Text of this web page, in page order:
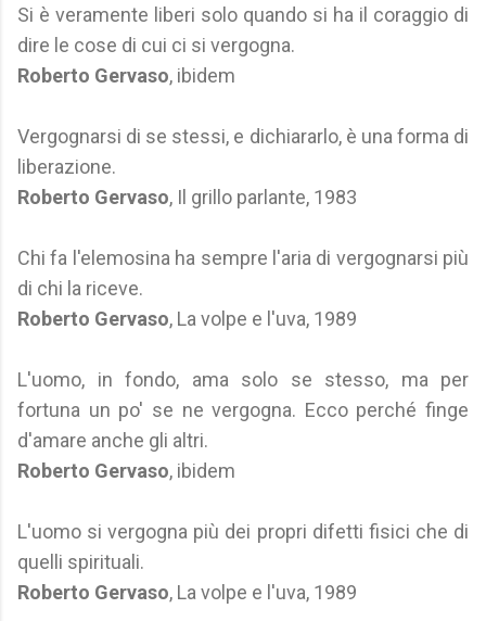
Si è veramente liberi solo quando si ha il coraggio di
dire le cose di cui ci si vergogna.
Roberto Gervaso, ibidem
Vergognarsi di se stessi, e dichiararlo, è una forma di
liberazione.
Roberto Gervaso, Il grillo parlante, 1983
Chi fa l'elemosina ha sempre l'aria di vergognarsi più
di chi la riceve.
Roberto Gervaso, La volpe e l'uva, 1989
L'uomo, in fondo, ama solo se stesso, ma per
fortuna un po' se ne vergogna. Ecco perché finge
d'amare anche gli altri.
Roberto Gervaso, ibidem
L'uomo si vergogna più dei propri difetti fisici che di
quelli spirituali.
Roberto Gervaso, La volpe e l'uva, 1989